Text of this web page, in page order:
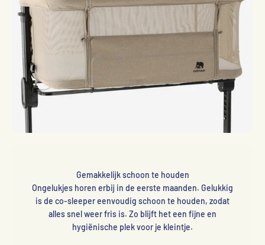
Gemakkelijk schoon te houden
Ongelukjes horen erbij in de eerste maanden. Gelukkig
is de co-sleeper eenvoudig schoon te houden, zodat
alles snel weer fris is. Zo blijft het een fijne en
hygiënische plek voor je kleintje.